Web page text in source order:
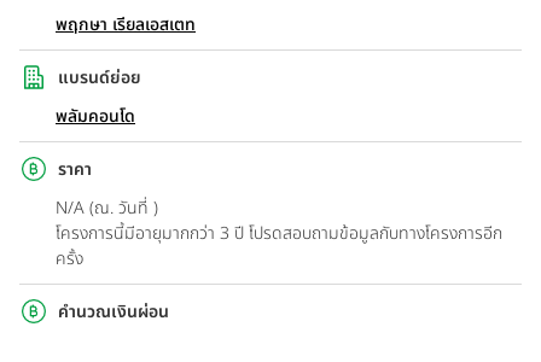
พฤกษา เรียลเอสเตท
แบรนด์ย่อย
พลัมคอนโด
ราคา
N/A (ณ. วันที่ )
โครงการนี้มีอายุมากกว่า 3 ปี โปรดสอบถามข้อมูลกับทางโครงการอีก
ครั้ง
คำนวณเงินผ่อน